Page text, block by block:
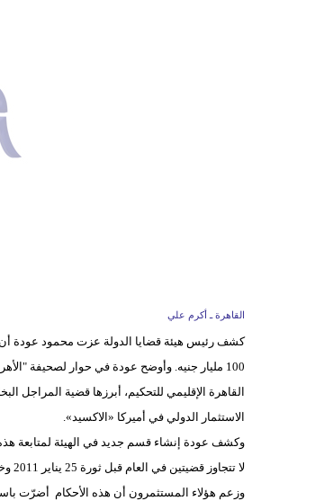
القاهرة ـ أكرم علي
كشف رئيس هيئة قضايا الدولة عزت محمود عودة
القاهرة الإقليمي للتحكيم، أبرزها قضية المراجل
الاستثمار الدولي في أميركا «الاكسيد».
وكشف عودة إنشاء قسم جديد في الهيئة لمتابعة هذه
لا
وزعم هؤلاء المستثمرون أن هذه الأحكام أضرّت